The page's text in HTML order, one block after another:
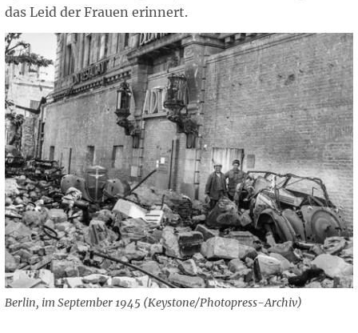
das Leid der Frauen erinnert.
Berlin, im September 1945 (Keystone/Photopress-Archiv)